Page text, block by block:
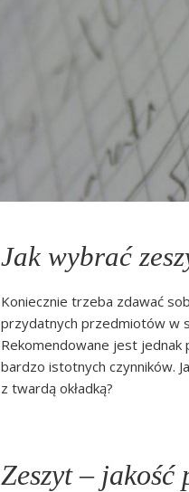
Jak wybrać
Koniecznie trzeba zdawać
przydatnych przedmiotów w
Rekomendowane jest jednak
bardzo istotnych czynników.
z twardą okładką?
Zeszyt – jakość